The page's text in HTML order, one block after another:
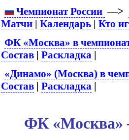
Чемпионат России —>
Матчи |Календарь |Кто
ФК «Москва» в
Состав |Раскладка |
«Динамо» (Москва) в
Состав |Раскладка |
ФК «Москва»